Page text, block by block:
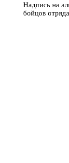
Надпись на
бойцов